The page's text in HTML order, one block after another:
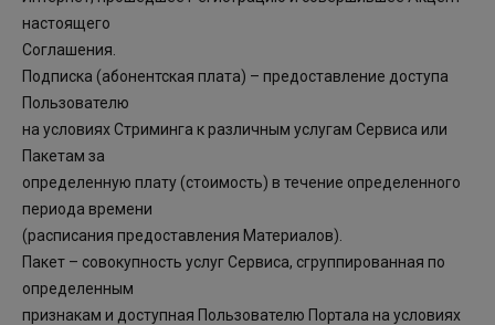
настоящего
Соглашения.
Подписка (абонентская плата) – предоставление доступа
Пользователю
на условиях Стриминга к различным услугам Сервиса или
Пакетам за
определенную плату (стоимость) в течение определенного
периода времени
(расписания предоставления Материалов).
Пакет – совокупность услуг Сервиса, сгруппированная по
определенным
признакам и доступная Пользователю Портала на условиях